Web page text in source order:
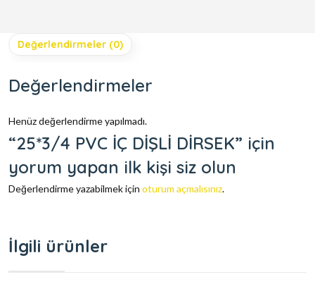
Değerlendirmeler (0)
Değerlendirmeler
Henüz değerlendirme yapılmadı.
“25*3/4 PVC İÇ DİŞLİ DİRSEK” için
yorum yapan ilk kişi siz olun
Değerlendirme yazabilmek için oturum açmalısınız.
İlgili ürünler